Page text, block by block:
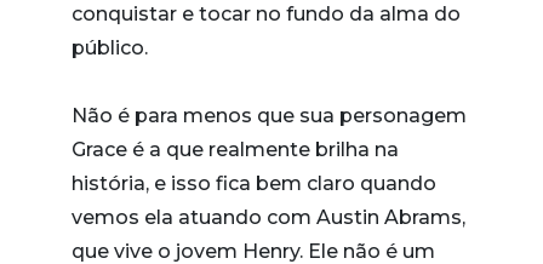
conquistar e tocar no fundo da alma do
público.
Não é para menos que sua personagem
Grace é a que realmente brilha na
história, e isso fica bem claro quando
vemos ela atuando com Austin Abrams,
que vive o jovem Henry. Ele não é um